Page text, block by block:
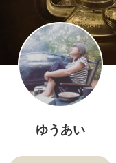
ゆうあい